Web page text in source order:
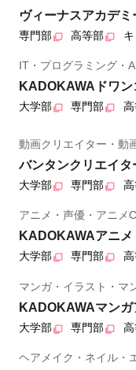
ヴィーナスアカデミ
専門部 高等部
IT・プログラミング・
KADOKAWAドワ
大学部 専門部
動画クリエイター・動
バンタンクリエイタ
大学部 専門部
アニメ・声優・アニメ
KADOKAWAアニ
大学部 専門部
マンガ・イラスト・マ
KADOKAWAマンガ
大学部 専門部
ヘアメイク・ネイル・